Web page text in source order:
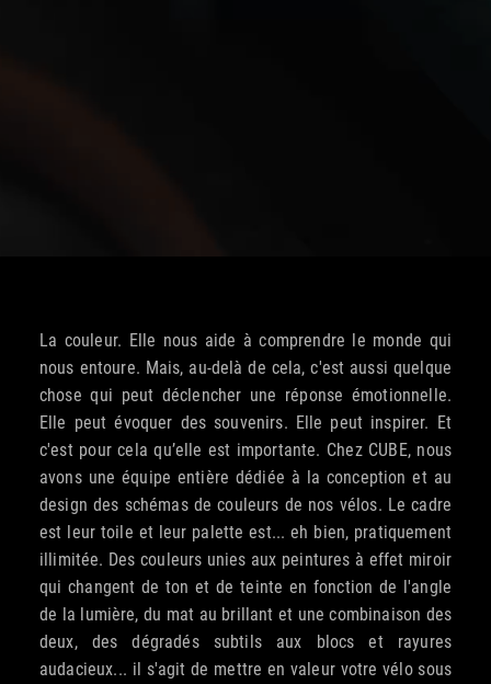
La couleur. Elle nous aide à comprendre le monde qui
nous entoure. Mais, au-delà de cela, c'est aussi quelque
chose qui peut déclencher une réponse émotionnelle.
Elle peut évoquer des souvenirs. Elle peut inspirer. Et
c'est pour cela qu’elle est importante. Chez CUBE, nous
avons une équipe entière dédiée à la conception et au
design des schémas de couleurs de nos vélos. Le cadre
est leur toile et leur palette est... eh bien, pratiquement
illimitée. Des couleurs unies aux peintures à effet miroir
qui changent de ton et de teinte en fonction de l'angle
de la lumière, du mat au brillant et une combinaison des
deux, des dégradés subtils aux blocs et rayures
audacieux... il s'agit de mettre en valeur votre vélo sous